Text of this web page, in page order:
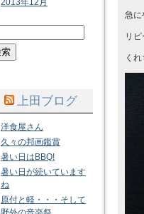
急に
リ
く
2013年12月
上田ブログ
洋食屋さん
久々の邦画鑑賞
暑い日はBBQ!
暑い日が続いています
ね
原付と軽・・・そして